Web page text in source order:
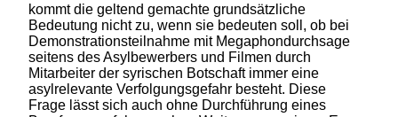
kommt die geltend gemachte grundsätzliche
Bedeutung nicht zu, wenn sie bedeuten soll, ob bei
Demonstrationsteilnahme mit Megaphondurchsage
seitens des Asylbewerbers und Filmen durch
Mitarbeiter der syrischen Botschaft immer eine
asylrelevante Verfolgungsgefahr besteht. Diese
Frage lässt sich auch ohne Durchführung eines